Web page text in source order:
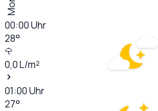
00:00Uhr
28°
0,0L/m²
01:00Uhr
27°